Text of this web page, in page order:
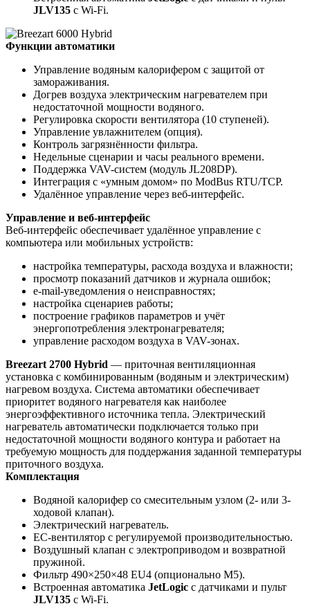
JLV135 с Wi-Fi.
Функции автоматики
Управление водяным калорифером с защитой от
замораживания.
Догрев воздуха электрическим нагревателем при
недостаточной мощности водяного.
Регулировка скорости вентилятора (10 ступеней).
Управление увлажнителем (опция).
Контроль загрязнённости фильтра.
Недельные сценарии и часы реального времени.
Поддержка VAV-систем (модуль JL208DP).
Интеграция с «умным домом» по ModBus RTU/TCP.
Удалённое управление через веб-интерфейс.
Управление и веб-интерфейс
Веб-интерфейс обеспечивает удалённое управление с
компьютера или мобильных устройств:
настройка температуры, расхода воздуха и влажности;
просмотр показаний датчиков и журнала ошибок;
e-mail-уведомления о неисправностях;
настройка сценариев работы;
построение графиков параметров и учёт
энергопотребления электронагревателя;
управление расходом воздуха в VAV-зонах.
Breezart 2700 Hybrid — приточная вентиляционная
установка с комбинированным (водяным и электрическим)
нагревом воздуха. Система автоматики обеспечивает
приоритет водяного нагревателя как наиболее
энергоэффективного источника тепла. Электрический
нагреватель автоматически подключается только при
недостаточной мощности водяного контура и работает на
требуемую мощность для поддержания заданной температуры
приточного воздуха.
Комплектация
Водяной калорифер со смесительным узлом (2- или 3-
ходовой клапан).
Электрический нагреватель.
EC-вентилятор с регулируемой производительностью.
Воздушный клапан с электроприводом и возвратной
пружиной.
Фильтр 490×250×48 EU4 (опционально M5).
Встроенная автоматика JetLogic с датчиками и пульт
JLV135 с Wi-Fi.